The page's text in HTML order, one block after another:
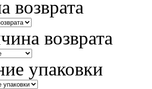
возврата
возврата
упаковки